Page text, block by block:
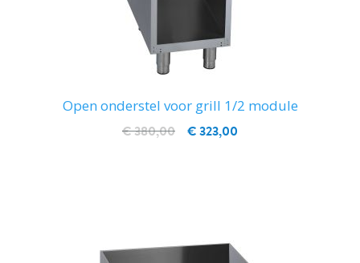
Open onderstel voor grill 1/2 module
€ 323,00
€ 380,00